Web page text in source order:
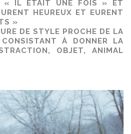
« IL ÉTAIT UNE FOIS » ET
HEUREUX ET EURENT
»
DE STYLE PROCHE DE LA
CONSISTANT À DONNER LA
OBJET, ANIMAL